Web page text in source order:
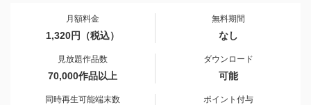
月額料金
1,320円（税込）
無料期間
なし
見放題作品数
70,000作品以上
ダウンロード
可能
同時再生可能端末数 ポイント付与